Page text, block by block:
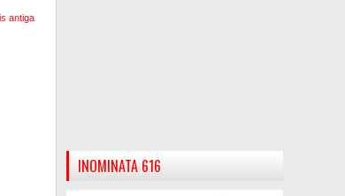
antiga
INOMINATA 616